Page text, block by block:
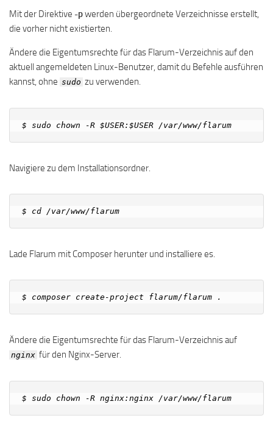
Mit der Direktive -pwerden übergeordnete Verzeichnisse erstellt,
die vorher nicht existierten.
Ändere die Eigentumsrechte für das Flarum-Verzeichnis auf den
aktuell angemeldeten Linux-Benutzer, damit du Befehle ausführen
kannst, ohne sudo zu verwenden.
Navigiere zu dem Installationsordner.
Lade Flarum mit Composer herunter und installiere es.
Ändere die Eigentumsrechte für das Flarum-Verzeichnis auf
nginx für den Nginx-Server.